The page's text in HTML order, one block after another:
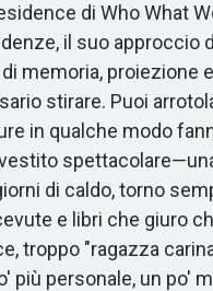
di Who What
il suo approccio
memoria,
stirare. Puoi
in qualche modo
di caldo, torno
e libri che giuro
troppo "ragazza
più personale, un po'